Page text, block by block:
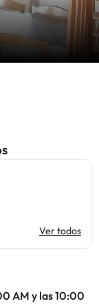
Ver todos
AM y las 10:00